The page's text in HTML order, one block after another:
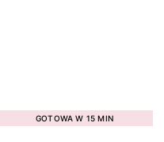
GOTOWA W 15 MIN